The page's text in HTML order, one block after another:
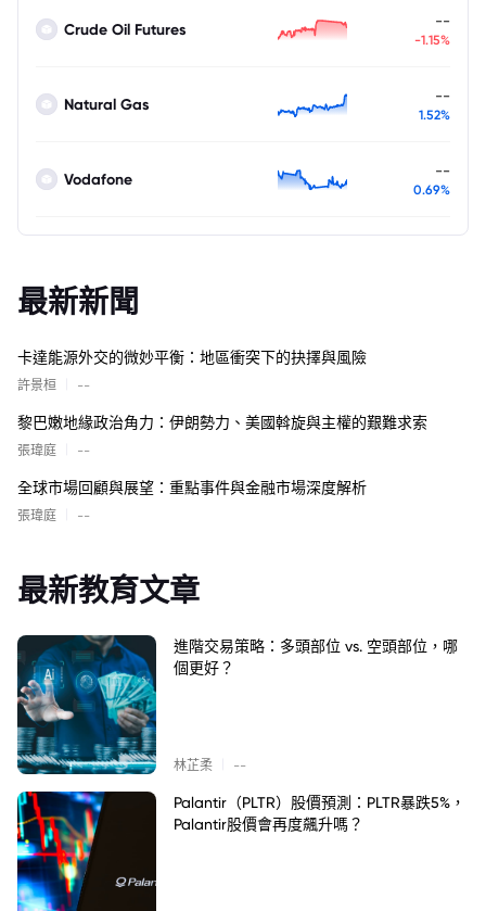
Crude Oil Futures --
-1.15%
Natural Gas --
1.52%
Vodafone --
0.69%
最新新聞
卡達能源外交的微妙平衡：地區衝突下的抉擇與風險
許景桓 --
黎巴嫩地緣政治角力：伊朗勢力、美國斡旋與主權的艱難求索
張瑋庭 --
全球市場回顧與展望：重點事件與金融市場深度解析
張瑋庭 --
最新教育文章
進階交易策略：多頭部位 vs. 空頭部位，哪
個更好？
林芷柔 --
Palantir（PLTR）股價預測：PLTR暴跌5%，
Palantir股價會再度飆升嗎？